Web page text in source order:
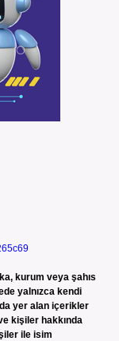
kurum veya şahıs
yalnızca kendi
yer alan içerikler
kişiler hakkında
ile isim